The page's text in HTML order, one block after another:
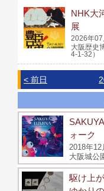
NHK大
展
2026年07
大阪歴史
4-1-32）
< 前日
ォーク
2018年12
大阪城公
駆け上